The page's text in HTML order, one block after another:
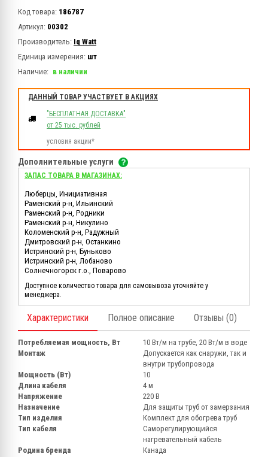
Код товара: 186787
Артикул: 00302
Производитель: Iq Watt
Единица измерения: шт
Наличие: в наличии
ДАННЫЙ ТОВАР УЧАСТВУЕТ В АКЦИЯХ
"БЕСПЛАТНАЯ ДОСТАВКА"
от 25 тыс. рублей
условия акции*
Дополнительные услуги
ЗАПАС ТОВАРА В МАГАЗИНАХ:
Люберцы, Инициативная
Раменский р-н, Ильинский
Раменский р-н, Родники
Раменский р-н, Никулино
Коломенский р-н, Радужный
Дмитровский р-н, Останкино
Истринский р-н, Буньково
Истринский р-н, Лобаново
Солнечногорск г.о., Поварово
Доступное количество товара для самовывоза уточняйте у
менеджера.
Характеристики Полное описание Отзывы (0)
Потребляемая мощность, Вт
10 Вт/м на трубе, 20 Вт/м в воде
Монтаж
Допускается как снаружи, так и
внутри трубопровода
Мощность (Bт)
10
Длина кабеля
4 м
Напряжение
220 В
Назначение
Для защиты труб от замерзания
Тип изделия
Комплект для обогрева труб
Тип кабеля
Саморегулирующийся
нагревательный кабель
Родина бренда
Канада